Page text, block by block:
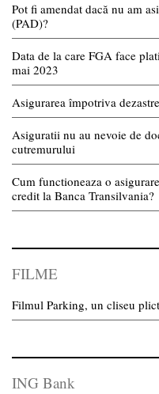
Pot fi amendat dacă nu am
(PAD)?
Data de la care FGA face
mai 2023
Asigurarea împotriva
Asiguratii nu au nevoie de
cutremurului
Cum functioneaza o
credit la Banca Transilvania?
FILME
Filmul Parking, un cliseu
ING Bank